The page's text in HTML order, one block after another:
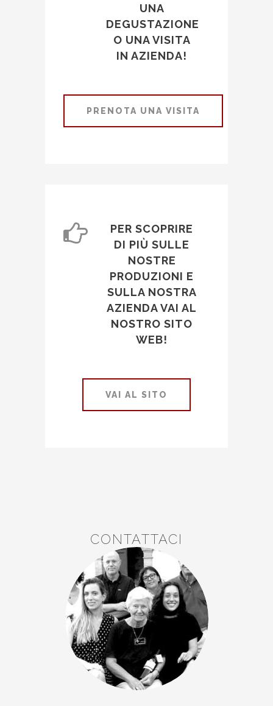
UNA
DEGUSTAZIONE
O UNA VISITA
IN AZIENDA!
PRENOTA UNA VISITA
PER SCOPRIRE
DI PIÙ SULLE
NOSTRE
PRODUZIONI E
SULLA NOSTRA
AZIENDA VAI AL
NOSTRO SITO
WEB!
VAI AL SITO
CONTATTACI